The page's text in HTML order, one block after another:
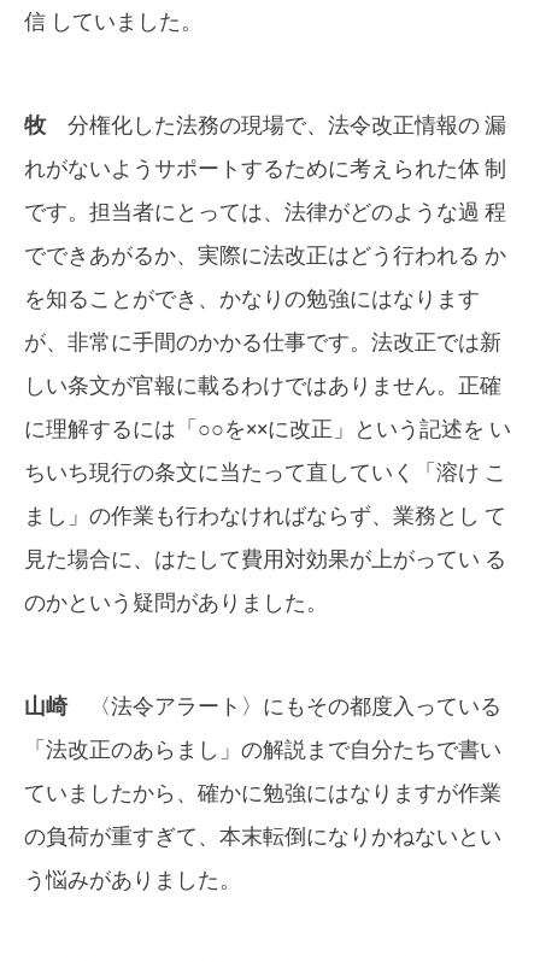
信 していました。
牧分権化した法務の現場で、法令改正情報の 漏
れがないようサポートするために考えられた体 制
です。担当者にとっては、法律がどのような過 程
でできあがるか、実際に法改正はどう行われる か
を知ることができ、かなりの勉強にはなります
が、非常に手間のかかる仕事です。法改正では新
しい条文が官報に載るわけではありません。正確
に理解するには「○○を××に改正」という記述を い
ちいち現行の条文に当たって直していく「溶け こ
まし」の作業も行わなければならず、業務とし て
見た場合に、はたして費用対効果が上がってい る
のかという疑問がありました。
山崎〈法令アラート〉にもその都度入っている
「法改正のあらまし」の解説まで自分たちで書い
ていましたから、確かに勉強にはなりますが作業
の負荷が重すぎて、本末転倒になりかねないとい
う悩みがありました。